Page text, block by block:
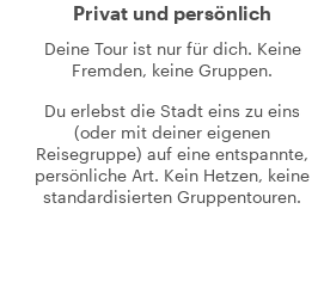
Privat und persönlich
Deine Tour ist nur für dich. Keine
Fremden, keine Gruppen.
Du erlebst die Stadt eins zu eins
(oder mit deiner eigenen
Reisegruppe) auf eine entspannte,
persönliche Art. Kein Hetzen, keine
standardisierten Gruppentouren.